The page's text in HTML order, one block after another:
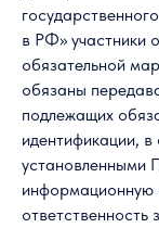
в РФ» участники
обязательной
обязаны
подлежащих
идентификации,
установленными
информационную
ответственность